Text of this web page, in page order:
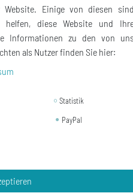
Einige von diesen
helfen, diese Website und
Informationen zu den von
als Nutzer finden Sie hier:
Statistik
PayPal